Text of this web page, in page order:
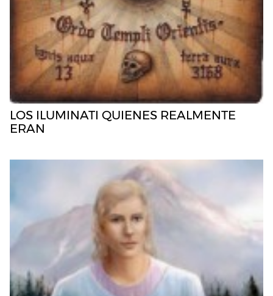
LOS ILUMINATI QUIENES REALMENTE
ERAN